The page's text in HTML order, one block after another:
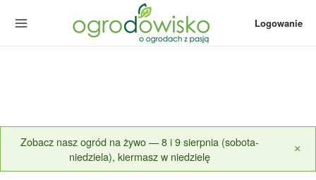
Logowanie
Zobacz nasz ogród na żywo — 8 i 9 sierpnia (sobota-
niedziela), kiermasz w niedzielę
×